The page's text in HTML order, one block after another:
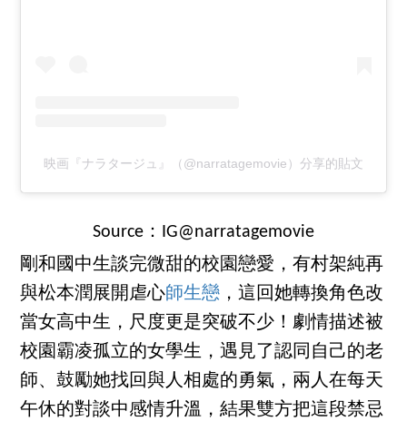
映画『ナラタージュ』（@narratagemovie）分享的貼文
Source：IG@narratagemovie
剛和國中生談完微甜的校園戀愛，有村架純再
與松本潤展開虐心師生戀 ，這回她轉換角色改
當女高中生，尺度更是突破不少！劇情描述被
校園霸凌孤立的女學生，遇見了認同自己的老
師、鼓勵她找回與人相處的勇氣，兩人在每天
午休的對談中感情升溫，結果雙方把這段禁忌